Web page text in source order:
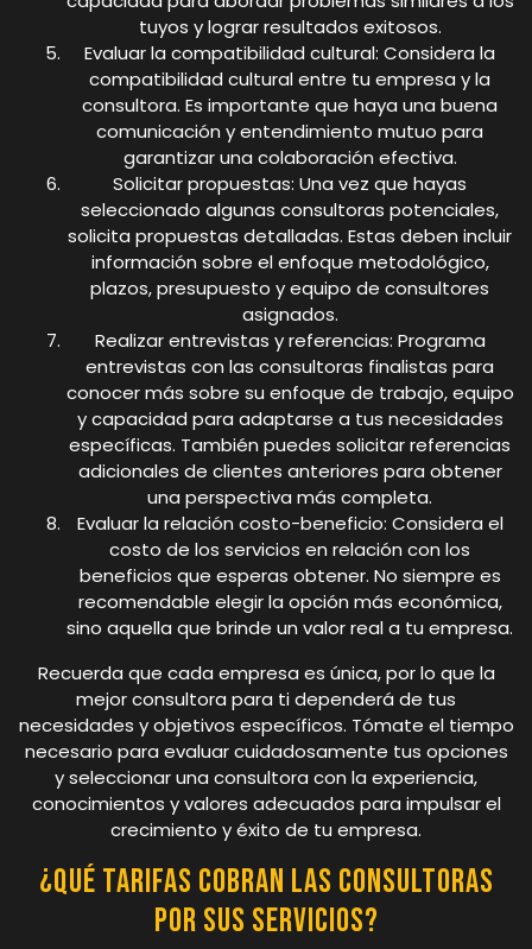
tuyos y lograr resultados exitosos.
Evaluar la compatibilidad cultural: Considera la
compatibilidad cultural entre tu empresa y la
consultora. Es importante que haya una buena
comunicación y entendimiento mutuo para
garantizar una colaboración efectiva.
Solicitar propuestas: Una vez que hayas
seleccionado algunas consultoras potenciales,
solicita propuestas detalladas. Estas deben incluir
información sobre el enfoque metodológico,
plazos, presupuesto y equipo de consultores
asignados.
Realizar entrevistas y referencias: Programa
entrevistas con las consultoras finalistas para
conocer más sobre su enfoque de trabajo, equipo
y capacidad para adaptarse a tus necesidades
específicas. También puedes solicitar referencias
adicionales de clientes anteriores para obtener
una perspectiva más completa.
Evaluar la relación costo-beneficio: Considera el
costo de los servicios en relación con los
beneficios que esperas obtener. No siempre es
recomendable elegir la opción más económica,
sino aquella que brinde un valor real a tu empresa.
Recuerda que cada empresa es única, por lo que la
mejor consultora para ti dependerá de tus
necesidades y objetivos específicos. Tómate el tiempo
necesario para evaluar cuidadosamente tus opciones
y seleccionar una consultora con la experiencia,
conocimientos y valores adecuados para impulsar el
crecimiento y éxito de tu empresa.
¿Qué tarifas cobran las consultoras
por sus servicios?